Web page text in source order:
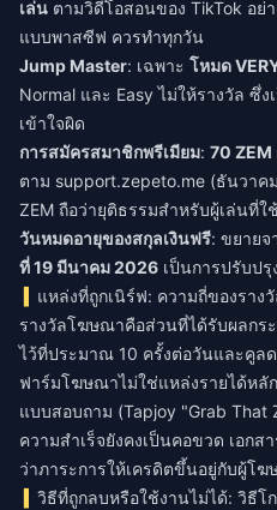
เล่น ตามวิดีโอสอนของ TikTok อย่
แบบพาสซีฟ ควรทำทุกวัน
Jump Master: เฉพาะ โหมด
Normal และ Easy ไม่ให้รางวัล ซึ่
เข้าใจผิด
การสมัครสมาชิกพรีเมียม: 70 ZEM
ตาม support.zepeto.me (ธันวา
ZEM ถือว่ายุติธรรมสำหรับผู้เล่นที่ใ
วันหมดอายุของสกุลเงินฟรี: ขยายจ
ที่ 19 มีนาคม 2026 เป็นการปรับป
แหล่งที่ถูกเนิร์ฟ: ความถี่ของรา
รางวัลโฆษณาคือส่วนที่ได้รับผลกร
ไว้ที่ประมาณ 10 ครั้งต่อวันและคูล
ฟาร์มโฆษณาไม่ใช่แหล่งรายได้หลั
แบบสอบถาม (Tapjoy "Grab That
ความสำเร็จยังคงเป็นคอขวด เอกส
ว่าภาระการให้เครดิตขึ้นอยู่กับผู้โ
วิธีที่ถูกลบหรือใช้งานไม่ได้: วิธีโ